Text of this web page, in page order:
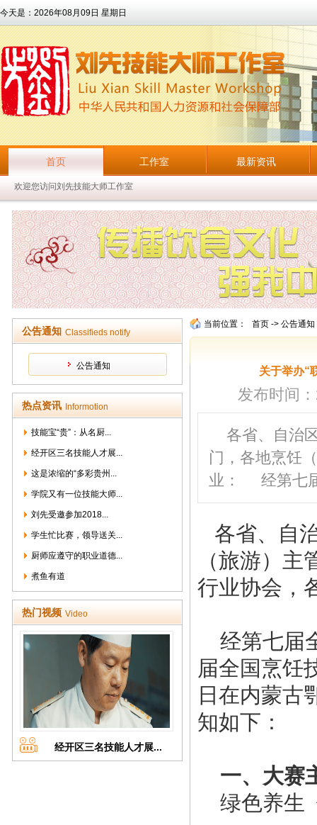
今天是： 2026年08月09日 星期日
首页
欢迎您访问刘先技能大师工作室
工作室 最新资讯
公告通知 Classifieds notify
公告通知
热点资讯 Informotion
技能宝“贵”：从名厨...
经开区三名技能人才展...
这是浓缩的“多彩贵州...
学院又有一位技能大师...
刘先受邀参加2018...
学生忙比赛，领导送关...
厨师应遵守的职业道德...
煮鱼有道
热门视频 Video
经开区三名技能人才展...
当前位置： 首页 -> 公告通知
关于举办“
发布时间
各省、自治
门，各地烹饪
业： 经第七
各省、自
（旅游）
行业协会，
经第七届
届全国烹饪
日在内蒙古
知如下：
一、大赛
绿色养生